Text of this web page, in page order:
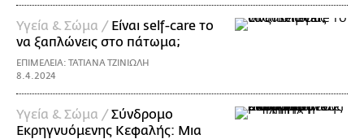
Υγεία & Σώμα / Είναι self-care το
να ξαπλώνεις στο πάτωμα;
ΕΠΙΜΕΛΕΙΑ: ΤΑΤΙΑΝΑ ΤΖΙΝΙΩΛΗ
8.4.2024
Υγεία & Σώμα /Σύνδρομο
Εκρηγνυόμενης Κεφαλής: Μια